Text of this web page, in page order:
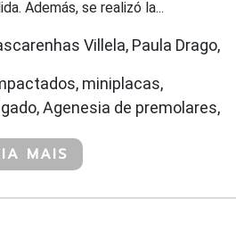
Además, se realizó la...
Villela, Paula Drago,
miniplacas,
Agenesia de premolares,
MAIS